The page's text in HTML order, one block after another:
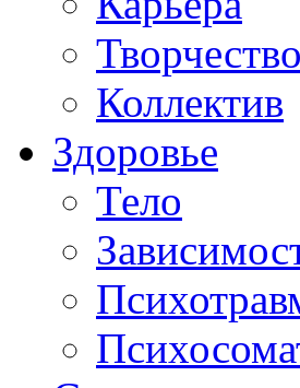
Творчество
Коллектив
Здоровье
Тело